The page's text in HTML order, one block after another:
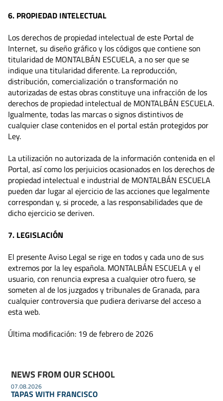
6. PROPIEDAD INTELECTUAL
Los derechos de propiedad intelectual de este Portal de
Internet, su diseño gráfico y los códigos que contiene son
titularidad de MONTALBÁN ESCUELA, a no ser que se
indique una titularidad diferente. La reproducción,
distribución, comercialización o transformación no
autorizadas de estas obras constituye una infracción de los
derechos de propiedad intelectual de MONTALBÁN ESCUELA.
Igualmente, todas las marcas o signos distintivos de
cualquier clase contenidos en el portal están protegidos por
Ley.
La utilización no autorizada de la información contenida en el
Portal, así como los perjuicios ocasionados en los derechos de
propiedad intelectual e industrial de MONTALBÁN ESCUELA
pueden dar lugar al ejercicio de las acciones que legalmente
correspondan y, si procede, a las responsabilidades que de
dicho ejercicio se deriven.
7. LEGISLACIÓN
El presente Aviso Legal se rige en todos y cada uno de sus
extremos por la ley española. MONTALBÁN ESCUELA y el
usuario, con renuncia expresa a cualquier otro fuero, se
someten al de los juzgados y tribunales de Granada, para
cualquier controversia que pudiera derivarse del acceso a
esta web.
Última modificación: 19 de febrero de 2026
NEWS FROM OUR SCHOOL
07.08.2026
TAPAS WITH FRANCISCO